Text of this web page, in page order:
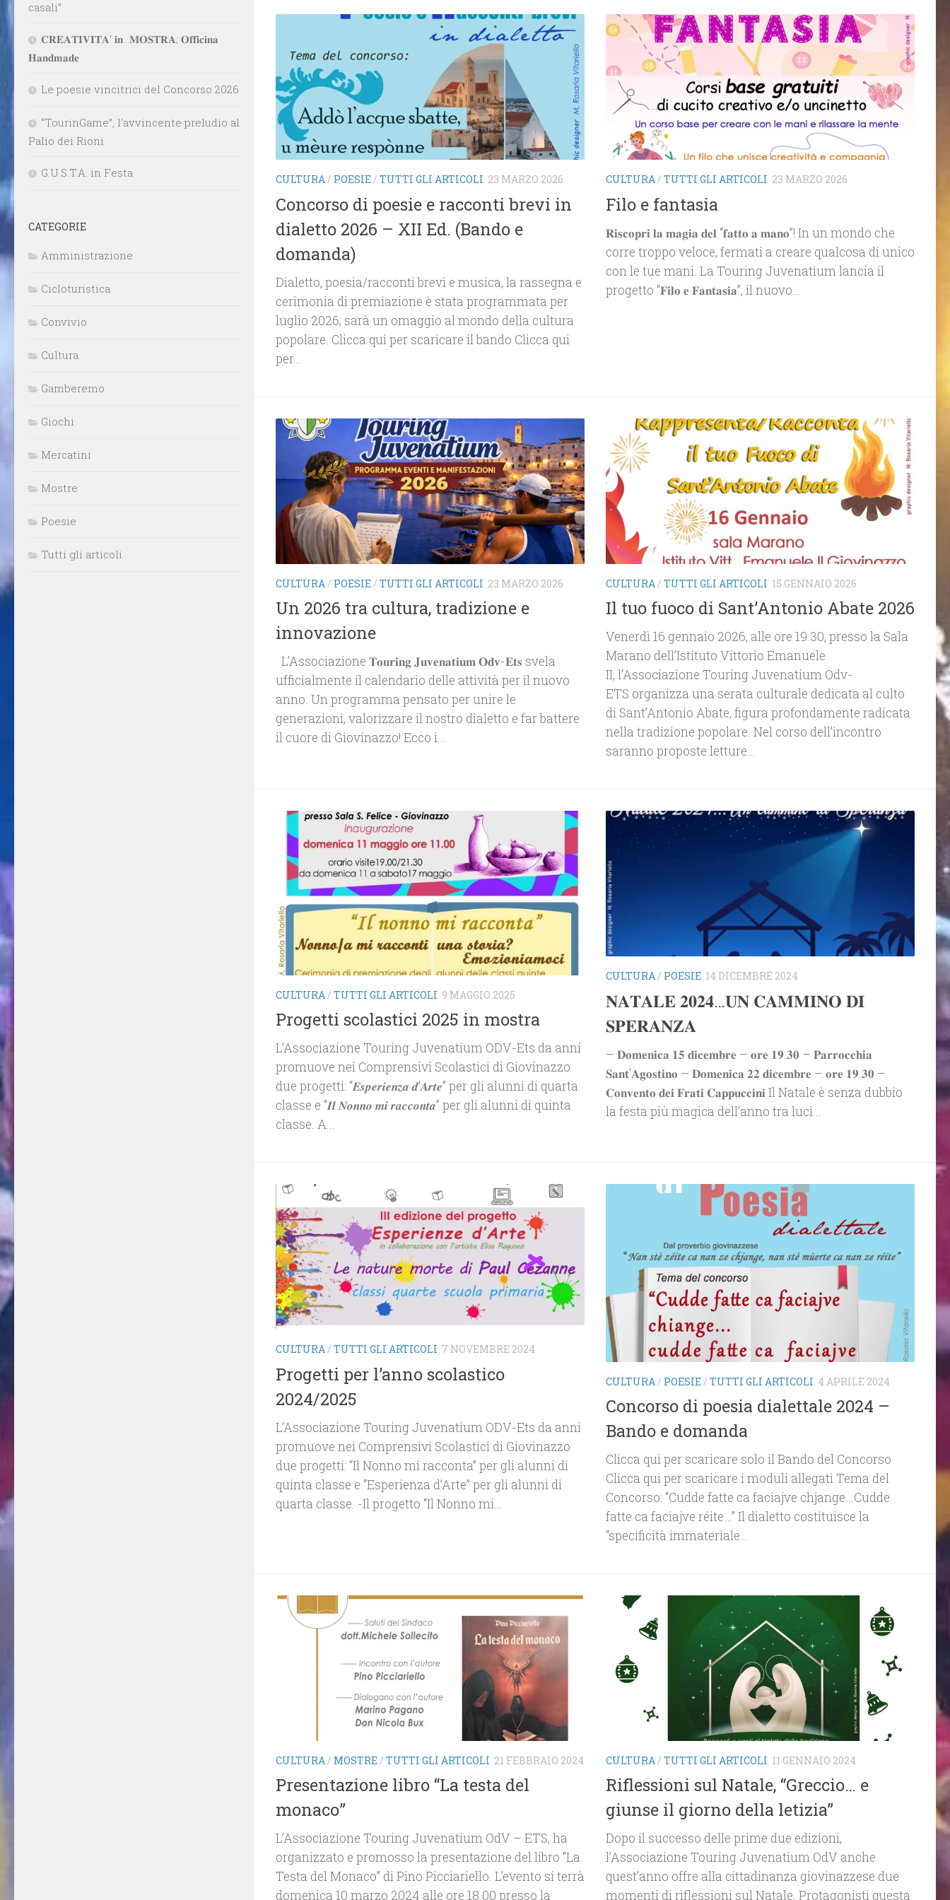
CULTURA/ POESIE/ TUTTI GLI ARTICOLI 23 MARZO 2026
Concorso di poesie e racconti brevi in
dialetto 2026 – XII Ed. (Bando e
domanda)
Dialetto, poesia/racconti brevi e musica, la rassegna e
cerimonia di premiazione è stata programmata per
luglio 2026; sarà un omaggio al mondo della cultura
popolare. Clicca qui per scaricare il bando Clicca qui
per...
CULTURA/ TUTTI GLI ARTICOLI 23 MARZO 2026
Filo e fantasia
𝐑𝐢𝐬𝐜𝐨𝐩𝐫𝐢 𝐥𝐚 𝐦𝐚𝐠𝐢𝐚 𝐝𝐞𝐥 “𝐟𝐚𝐭𝐭𝐨 𝐚 𝐦𝐚𝐧𝐨”! In un mondo che
corre troppo veloce, fermati a creare qualcosa di unico
con le tue mani. La Touring Juvenatium lancia il
progetto “𝐅𝐢𝐥𝐨 𝐞 𝐅𝐚𝐧𝐭𝐚𝐬𝐢𝐚”, il nuovo...
CULTURA/ POESIE/ TUTTI GLI ARTICOLI 23 MARZO 2026
Un 2026 tra cultura, tradizione e
innovazione
L’Associazione 𝐓𝐨𝐮𝐫𝐢𝐧𝐠 𝐉𝐮𝐯𝐞𝐧𝐚𝐭𝐢𝐮𝐦 𝐎𝐝𝐯-𝐄𝐭𝐬 svela
ufficialmente il calendario delle attività per il nuovo
anno. Un programma pensato per unire le
generazioni, valorizzare il nostro dialetto e far battere
il cuore di Giovinazzo! Ecco i...
CULTURA/ TUTTI GLI ARTICOLI 15 GENNAIO 2026
Il tuo fuoco di Sant’Antonio Abate 2026
Venerdì 16 gennaio 2026, alle ore 19.30, presso la Sala
Marano dell’Istituto Vittorio Emanuele
II, l’Associazione Touring Juvenatium Odv-
ETS organizza una serata culturale dedicata al culto
di Sant’Antonio Abate, figura profondamente radicata
nella tradizione popolare. Nel corso dell’incontro
saranno proposte letture...
CULTURA/ TUTTI GLI ARTICOLI 9 MAGGIO 2025
Progetti scolastici 2025 in mostra
L’Associazione Touring Juvenatium ODV-Ets da anni
promuove nei Comprensivi Scolastici di Giovinazzo
due progetti: “𝑬𝒔𝒑𝒆𝒓𝒊𝒆𝒏𝒛𝒂 𝒅’𝑨𝒓𝒕𝒆” per gli alunni di quarta
classe e “𝑰𝒍 𝑵𝒐𝒏𝒏𝒐 𝒎𝒊 𝒓𝒂𝒄𝒄𝒐𝒏𝒕𝒂” per gli alunni di quinta
classe. A...
CULTURA/ POESIE 14 DICEMBRE 2024
𝐍𝐀𝐓𝐀𝐋𝐄 𝟐𝟎𝟐𝟒…𝐔𝐍 𝐂𝐀𝐌𝐌𝐈𝐍𝐎 𝐃𝐈
𝐒𝐏𝐄𝐑𝐀𝐍𝐙𝐀
– 𝐃𝐨𝐦𝐞𝐧𝐢𝐜𝐚 𝟏𝟓 𝐝𝐢𝐜𝐞𝐦𝐛𝐫𝐞 – 𝐨𝐫𝐞 𝟏𝟗.𝟑𝟎 – 𝐏𝐚𝐫𝐫𝐨𝐜𝐜𝐡𝐢𝐚
𝐒𝐚𝐧𝐭’𝐀𝐠𝐨𝐬𝐭𝐢𝐧𝐨 – 𝐃𝐨𝐦𝐞𝐧𝐢𝐜𝐚 𝟐𝟐 𝐝𝐢𝐜𝐞𝐦𝐛𝐫𝐞 – 𝐨𝐫𝐞 𝟏𝟗.𝟑𝟎 –
𝐂𝐨𝐧𝐯𝐞𝐧𝐭𝐨 𝐝𝐞𝐢 𝐅𝐫𝐚𝐭𝐢 𝐂𝐚𝐩𝐩𝐮𝐜𝐜𝐢𝐧𝐢 Il Natale è senza dubbio
la festa più magica dell’anno tra luci...
CULTURA/ TUTTI GLI ARTICOLI 7 NOVEMBRE 2024
Progetti per l’anno scolastico
2024/2025
L’Associazione Touring Juvenatium ODV-Ets da anni
promuove nei Comprensivi Scolastici di Giovinazzo
due progetti: “Il Nonno mi racconta” per gli alunni di
quinta classe e “Esperienza d’Arte” per gli alunni di
quarta classe. -Il progetto “Il Nonno mi...
CULTURA / POESIE / TUTTI GLI ARTICOLI 4 APRILE 2024
Concorso di poesia dialettale 2024 –
Bando e domanda
Clicca qui per scaricare solo il Bando del Concorso
Clicca qui per scaricare i moduli allegati Tema del
Concorso: “Cudde fatte ca faciajve chjange…Cudde
fatte ca faciajve réite…” Il dialetto costituisce la
“specificità immateriale...
CULTURA/ MOSTRE/ TUTTI GLI ARTICOLI 21 FEBBRAIO 2024
Presentazione libro “La testa del
monaco”
L’Associazione Touring Juvenatium OdV – ETS, ha
organizzato e promosso la presentazione del libro “La
Testa del Monaco” di Pino Picciariello. L’evento si terrà
domenica 10 marzo 2024 alle ore 18.00 presso la
CULTURA/ TUTTI GLI ARTICOLI 11 GENNAIO 2024
Riflessioni sul Natale, “Greccio… e
giunse il giorno della letizia”
Dopo il successo delle prime due edizioni,
l’Associazione Touring Juvenatium OdV anche
quest’anno offre alla cittadinanza giovinazzese due
momenti di riflessioni sul Natale. Protagonisti questa
casali”
𝐂𝐑𝐄𝐀𝐓𝐈𝐕𝐈𝐓𝐀’ 𝐢𝐧…𝐌𝐎𝐒𝐓𝐑𝐀; 𝐎𝐟𝐟𝐢𝐜𝐢𝐧𝐚
𝐇𝐚𝐧𝐝𝐦𝐚𝐝𝐞
Le poesie vincitrici del Concorso 2026
“TourinGame”, l’avvincente preludio al
Palio dei Rioni
G.U.S.T.A. in Festa
CATEGORIE
Amministrazione
Cicloturistica
Convivio
Cultura
Gamberemo
Giochi
Mercatini
Mostre
Poesie
Tutti gli articoli